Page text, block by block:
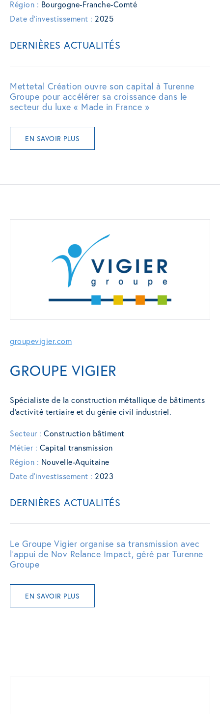
Région : Bourgogne-Franche-Comté
Date d'investissement : 2025
DERNIÈRES ACTUALITÉS
Mettetal Création ouvre son capital à Turenne
Groupe pour accélérer sa croissance dans le
secteur du luxe « Made in France »
EN SAVOIR PLUS
groupevigier.com
GROUPE VIGIER
Spécialiste de la construction métallique de bâtiments
d’activité tertiaire et du génie civil industriel.
Secteur : Construction bâtiment
Métier : Capital transmission
Région : Nouvelle-Aquitaine
Date d'investissement : 2023
DERNIÈRES ACTUALITÉS
Le Groupe Vigier organise sa transmission avec
l’appui de Nov Relance Impact, géré par Turenne
Groupe
EN SAVOIR PLUS